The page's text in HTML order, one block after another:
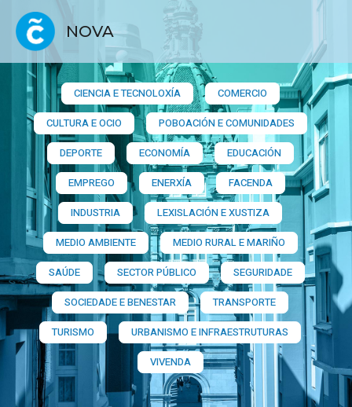
NOVA
CIENCIA E TECNOLOXÍA
COMERCIO
CULTURA E OCIO
POBOACIÓN E COMUNIDADES
DEPORTE
ECONOMÍA
EDUCACIÓN
EMPREGO
ENERXÍA
FACENDA
INDUSTRIA
LEXISLACIÓN E XUSTIZA
MEDIO AMBIENTE
MEDIO RURAL E MARIÑO
SAÚDE
SECTOR PÚBLICO
SEGURIDADE
SOCIEDADE E BENESTAR
TRANSPORTE
TURISMO
URBANISMO E INFRAESTRUTURAS
VIVENDA